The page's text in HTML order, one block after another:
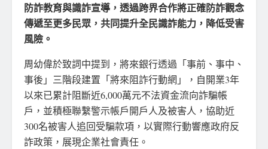
防詐教育與識詐宣導，透過跨界合作將正確防詐觀念
傳遞至更多民眾，共同提升全民識詐能力，降低受害
風險。
周幼偉於致詞中提到，將來銀行透過「事前、事中、
事後」三階段建置「將來阻詐行動網」，自開業3年
以來已累計阻斷近6,000萬元不法資金流向詐騙帳
戶，並積極聯繫警示帳戶開戶人及被害人，協助近
300名被害人追回受騙款項，以實際行動響應政府反
詐政策，展現企業社會責任。